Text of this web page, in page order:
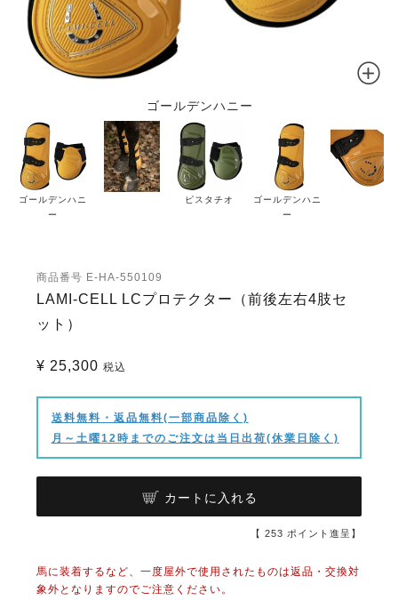
ゴールデンハニー
ゴールデンハニ
ー
ピスタチオ
ゴールデンハニ
ー
商品番号 E-HA-550109
LAMI-CELL LCプロテクター（前後左右4肢セ
ット）
¥ 25,300 税込
送料無料・返品無料(一部商品除く)
月～土曜12時までのご注文は当日出荷(休業日除く)
カートに入れる
【 253 ポイント進呈】
馬に装着するなど、一度屋外で使用されたものは返品・交換対
象外となりますのでご注意ください。